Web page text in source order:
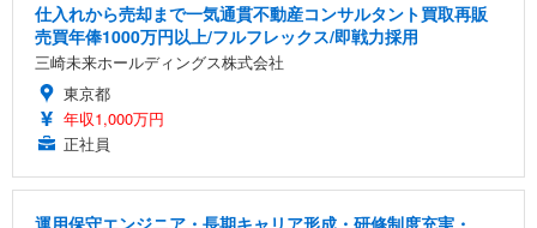
仕入れから売却まで一気通貫不動産コンサルタント買取再販
売買年俸1000万円以上/フルフレックス/即戦力採用
三崎未来ホールディングス株式会社
東京都
年収1,000万円
正社員